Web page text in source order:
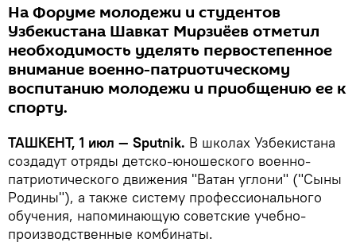
На Форуме молодежи и студентов
Узбекистана Шавкат Мирзиёев отметил
необходимость уделять первостепенное
внимание военно-патриотическому
воспитанию молодежи и приобщению ее к
спорту.
ТАШКЕНТ, 1 июл — Sputnik. В школах Узбекистана
создадут отряды детско-юношеского военно-
патриотического движения "Ватан углони" ("Сыны
Родины"), а также систему профессионального
обучения, напоминающую советские учебно-
производственные комбинаты.